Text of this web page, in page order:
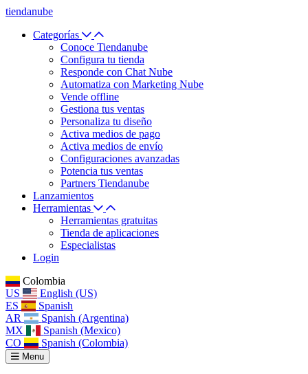
tiendanube
Categorías
Conoce Tiendanube
Configura tu tienda
Responde con Chat Nube
Automatiza con Marketing Nube
Vende offline
Gestiona tus ventas
Personaliza tu diseño
Activa medios de pago
Activa medios de envío
Configuraciones avanzadas
Potencia tus ventas
Partners Tiendanube
Lanzamientos
Herramientas
Herramientas gratuitas
Tienda de aplicaciones
Especialistas
Login
Colombia
US
English (US)
ES
Spanish
AR
Spanish (Argentina)
MX
Spanish (Mexico)
CO
Spanish (Colombia)
Menu